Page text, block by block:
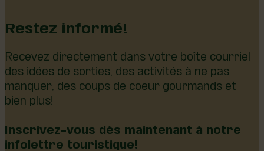
Restez informé!
Recevez directement dans votre boîte courriel
des idées de sorties, des activités à ne pas
manquer, des coups de coeur gourmands et
bien plus!
Inscrivez-vous dès maintenant à notre
infolettre touristique!